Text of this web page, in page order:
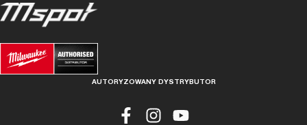
AUTORYZOWANY DYSTRYBUTOR